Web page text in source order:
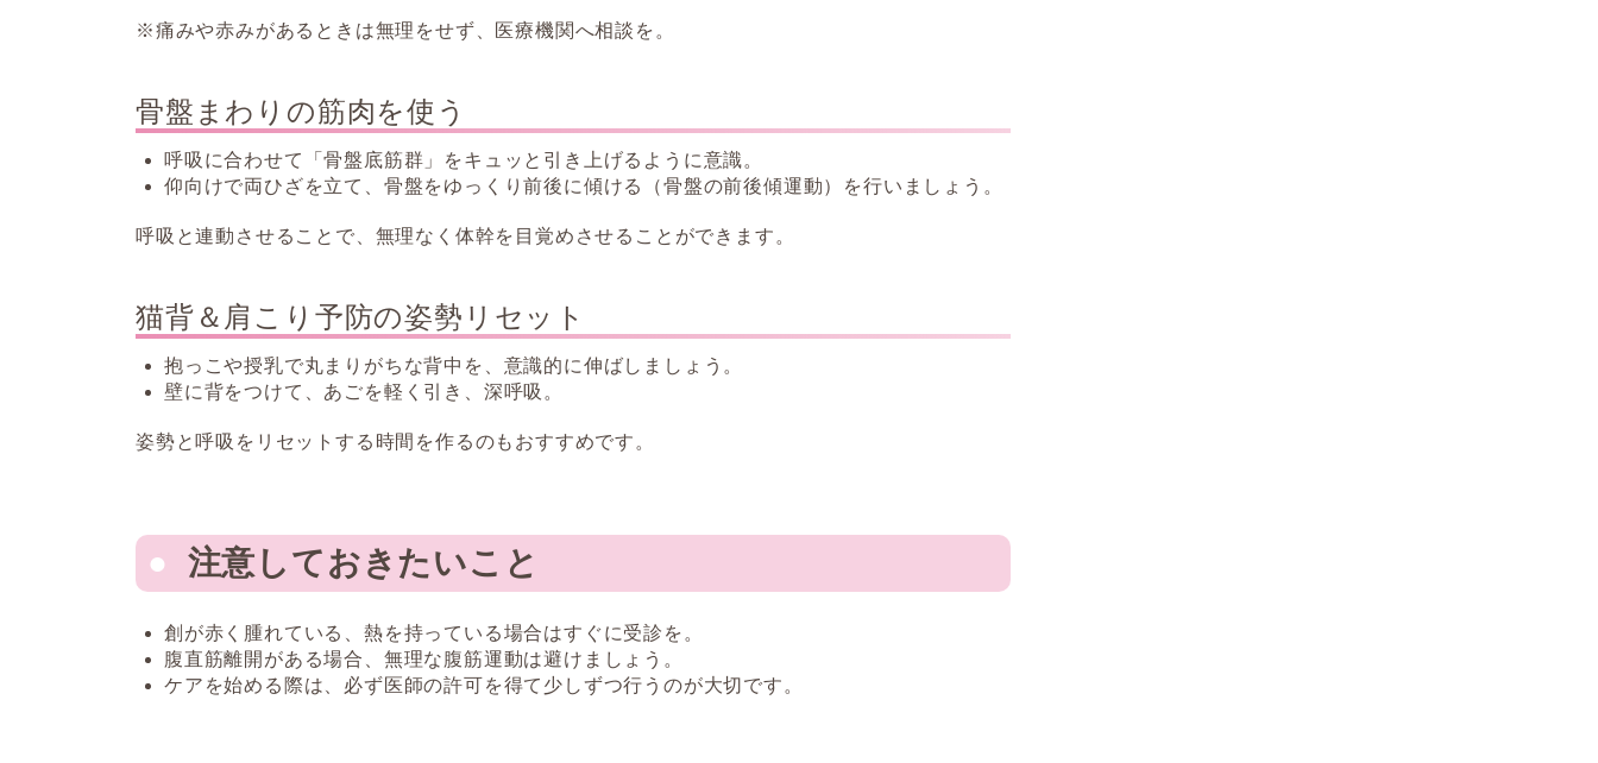
※痛みや赤みがあるときは無理をせず、医療機関へ相談を。
骨盤まわりの筋肉を使う
呼吸に合わせて「骨盤底筋群」をキュッと引き上げるように意識。
仰向けで両ひざを立て、骨盤をゆっくり前後に傾ける（骨盤の前後傾運動）を行いましょう。
呼吸と連動させることで、無理なく体幹を目覚めさせることができます。
猫背＆肩こり予防の姿勢リセット
抱っこや授乳で丸まりがちな背中を、意識的に伸ばしましょう。
壁に背をつけて、あごを軽く引き、深呼吸。
姿勢と呼吸をリセットする時間を作るのもおすすめです。
注意しておきたいこと
創が赤く腫れている、熱を持っている場合はすぐに受診を。
腹直筋離開がある場合、無理な腹筋運動は避けましょう。
ケアを始める際は、必ず医師の許可を得て少しずつ行うのが大切です。